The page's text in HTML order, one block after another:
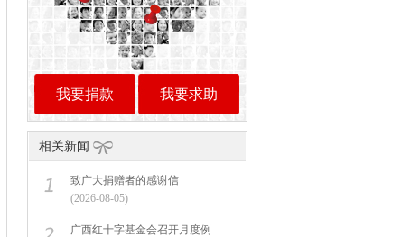
我要捐款 我要求助
相关新闻
致广大捐赠者的感谢信
(2026-08-05)
广西红十字基金会召开月度例